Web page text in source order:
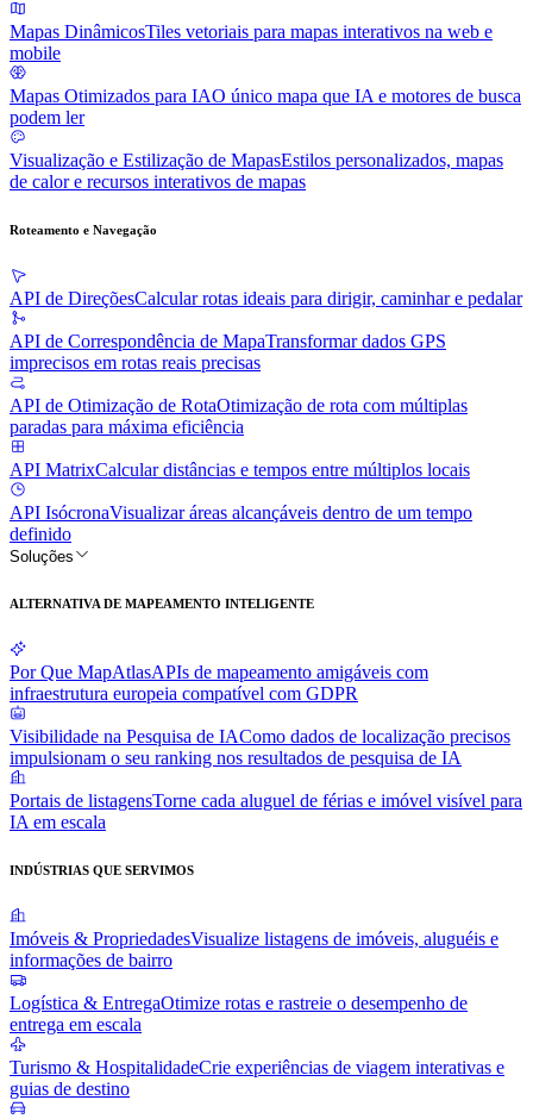
Mapas DinâmicosTiles vetoriais para mapas interativos na web e
mobile
Mapas Otimizados para IAO único mapa que IA e motores de busca
podem ler
Visualização e Estilização de MapasEstilos personalizados, mapas
de calor e recursos interativos de mapas
Roteamento e Navegação
API de DireçõesCalcular rotas ideais para dirigir, caminhar e pedalar
API de Correspondência de MapaTransformar dados GPS
imprecisos em rotas reais precisas
API de Otimização de RotaOtimização de rota com múltiplas
paradas para máxima eficiência
API MatrixCalcular distâncias e tempos entre múltiplos locais
API IsócronaVisualizar áreas alcançáveis dentro de um tempo
definido
Soluções
ALTERNATIVA DE MAPEAMENTO INTELIGENTE
Por Que MapAtlasAPIs de mapeamento amigáveis com
infraestrutura europeia compatível com GDPR
Visibilidade na Pesquisa de IAComo dados de localização precisos
impulsionam o seu ranking nos resultados de pesquisa de IA
Portais de listagensTorne cada aluguel de férias e imóvel visível para
IA em escala
INDÚSTRIAS QUE SERVIMOS
Imóveis & PropriedadesVisualize listagens de imóveis, aluguéis e
informações de bairro
Logística & EntregaOtimize rotas e rastreie o desempenho de
entrega em escala
Turismo & HospitalidadeCrie experiências de viagem interativas e
guias de destino